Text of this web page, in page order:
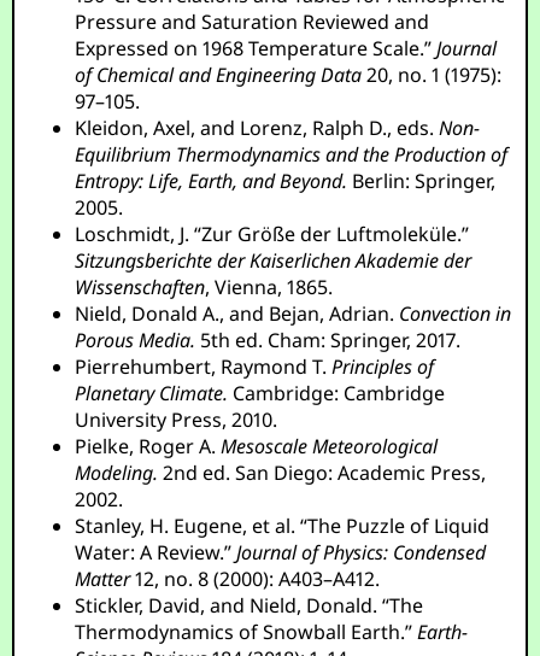
Pressure and Saturation Reviewed and
Expressed on 1968 Temperature Scale.”Journal
of Chemical and Engineering Data20, no. 1 (1975):
97–105.
Kleidon, Axel, and Lorenz, Ralph D., eds.Non-
Equilibrium Thermodynamics and the Production of
Entropy: Life, Earth, and Beyond. Berlin: Springer,
2005.
Loschmidt, J. “Zur Größe der Luftmoleküle.”
Sitzungsberichte der Kaiserlichen Akademie der
Wissenschaften, Vienna, 1865.
Nield, Donald A., and Bejan, Adrian. Convection in
Porous Media. 5th ed. Cham: Springer, 2017.
Pierrehumbert, Raymond T.Principles of
Planetary Climate. Cambridge: Cambridge
University Press, 2010.
Pielke, Roger A.Mesoscale Meteorological
Modeling. 2nd ed. San Diego: Academic Press,
2002.
Stanley, H. Eugene, et al. “The Puzzle of Liquid
Water: A Review.”Journal of Physics: Condensed
Matter12, no. 8 (2000): A403–A412.
Stickler, David, and Nield, Donald. “The
Thermodynamics of Snowball Earth.”Earth-